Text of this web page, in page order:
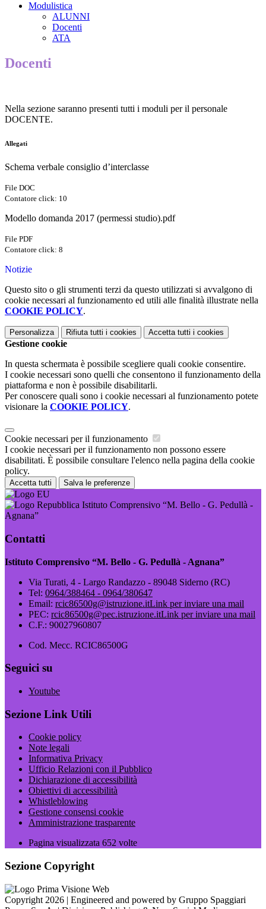
Modulistica
ALUNNI
Docenti
ATA
Docenti
Nella sezione saranno presenti tutti i moduli per il personale
DOCENTE.
Allegati
Schema verbale consiglio d’interclasse
File DOC
Contatore click: 10
Modello domanda 2017 (permessi studio).pdf
File PDF
Contatore click: 8
Notizie
Questo sito o gli strumenti terzi da questo utilizzati si avvalgono di
cookie necessari al funzionamento ed utili alle finalità illustrate nella
COOKIE POLICY.
Personalizza Rifiuta tutti i cookies Accetta tutti i cookies
Gestione cookie
In questa schermata è possibile scegliere quali cookie consentire.
I cookie necessari sono quelli che consentono il funzionamento della
piattaforma e non è possibile disabilitarli.
Per conoscere quali sono i cookie necessari al funzionamento potete
visionare la COOKIE POLICY.
Cookie necessari per il funzionamento
I cookie necessari per il funzionamento non possono essere
disabilitati. È possibile consultare l'elenco nella pagina della cookie
policy.
Accetta tutti Salva le preferenze
Istituto Comprensivo “M. Bello - G. Pedullà -
Agnana”
Contatti
Istituto Comprensivo “M. Bello - G. Pedullà - Agnana”
Via Turati, 4 - Largo Randazzo - 89048 Siderno (RC)
Tel: 0964/388464 - 0964/380647
Email: rcic86500g@istruzione.itLink per inviare una mail
PEC: rcic86500g@pec.istruzione.itLink per inviare una mail
C.F.: 90027960807
Cod. Mecc. RCIC86500G
Seguici su
Youtube
Sezione Link Utili
Cookie policy
Note legali
Informativa Privacy
Ufficio Relazioni con il Pubblico
Dichiarazione di accessibilità
Obiettivi di accessibilità
Whistleblowing
Gestione consensi cookie
Amministrazione trasparente
Pagina visualizzata 652 volte
Sezione Copyright
Copyright 2026 | Engineered and powered by Gruppo Spaggiari